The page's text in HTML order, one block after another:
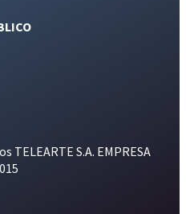
TELEARTE S.A. EMPRESA